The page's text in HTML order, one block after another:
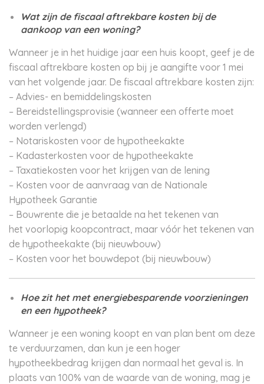
Wat zijn de fiscaal aftrekbare kosten bij de
aankoop van een woning?
Wanneer je in het huidige jaar een huis koopt, geef je de
fiscaal aftrekbare kosten op bij je aangifte voor 1 mei
van het volgende jaar. De fiscaal aftrekbare kosten zijn:
– Advies- en bemiddelingskosten
– Bereidstellingsprovisie (wanneer een offerte moet
worden verlengd)
– Notariskosten voor de hypotheekakte
– Kadasterkosten voor de hypotheekakte
– Taxatiekosten voor het krijgen van de lening
– Kosten voor de aanvraag van de Nationale
Hypotheek Garantie
– Bouwrente die je betaalde na het tekenen van
het voorlopig koopcontract, maar vóór het tekenen van
de hypotheekakte (bij nieuwbouw)
– Kosten voor het bouwdepot (bij nieuwbouw)
Hoe zit het met energiebesparende voorzieningen
en een hypotheek?
Wanneer je een woning koopt en van plan bent om deze
te verduurzamen, dan kun je een hoger
hypotheekbedrag krijgen dan normaal het geval is. In
plaats van 100% van de waarde van de woning, mag je